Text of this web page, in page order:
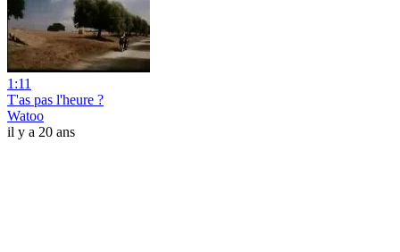
1:11
T'as pas l'heure ?
Watoo
il y a 20 ans